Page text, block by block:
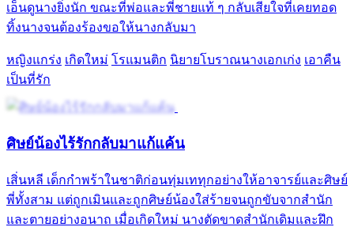
เอ็นดูนางยิ่งนัก ขณะที่พ่อและพี่ชายแท้ ๆ กลับเสียใจที่เคยทอด
ทิ้งนางจนต้องร้องขอให้นางกลับมา
หญิงแกร่ง เกิดใหม่ โรแมนติก นิยายโบราณนางเอกเก่ง เอาคืน
เป็นที่รัก
ศิษย์น้องไร้รักกลับมาแก้แค้น
เสิ่นหลี เด็กกำพร้าในชาติก่อนทุ่มเททุกอย่างให้อาจารย์และศิษย์
พี่ทั้งสาม แต่ถูกเมินและถูกศิษย์น้องใส่ร้ายจนถูกขับจากสำนัก
และตายอย่างอนาถ เมื่อเกิดใหม่ นางตัดขาดสำนักเดิมและฝึก